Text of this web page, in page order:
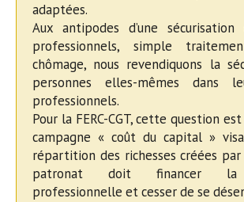
adaptées.
Aux antipodes d’une sécurisation
professionnels, simple
chômage, nous revendiquons la
personnes elles-mêmes dans
professionnels.
Pour la FERC-CGT, cette question
campagne « coût du capital »
répartition des richesses créées
patronat doit financer la
professionnelle et cesser de se